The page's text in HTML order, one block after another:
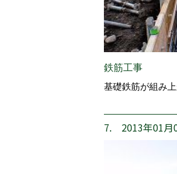
鉄筋工事
基礎鉄筋が組み上
7. 2013年01月